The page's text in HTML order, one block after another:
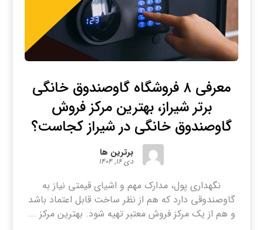
معرفی ۸ فروشگاه گاوصندوق خانگی
برتر شیراز، بهترین مرکز فروش
گاوصندوق خانگی در شیراز کجاست؟
برترین ها
دی ۱۶, ۱۴۰۴
نگهداری پول، مدارک مهم و اشیای قیمتی نیاز به
گاوصندوقی دارد که هم از نظر ساخت قابل اعتماد باشد
و هم از یک مرکز فروش معتبر تهیه شود. بهترین مرکز ...